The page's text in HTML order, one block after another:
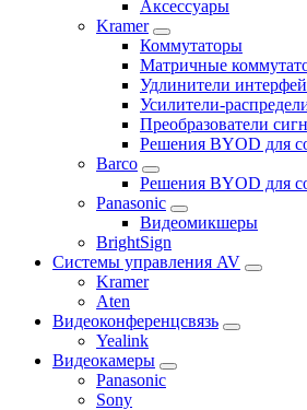
Аксессуары
Kramer
Коммутаторы
Матричные
Удлинители
Усилители-
Преобразователи
Решения BYOD для
Barco
Решения BYOD для
Panasonic
Видеомикшеры
BrightSign
Системы управления AV
Kramer
Aten
Видеоконференцсвязь
Yealink
Видеокамеры
Panasonic
Sony